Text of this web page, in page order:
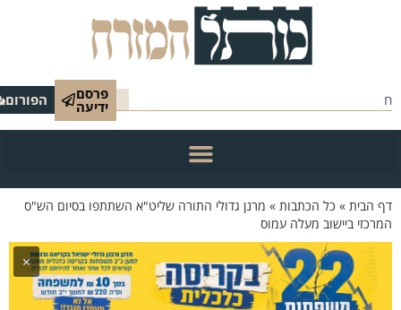
פרסם
ידיעה הפורום
הבית»כל הכתבות»מרנן גדולי התורה שליט"א השתתפו בסיום הש"ס
ביישוב מעלה עמוס
×